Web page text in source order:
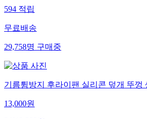
594적립
무료배송
29,758명구매중
기름튐방지 후라이팬 실리콘 덮개 뚜껑
13,000원